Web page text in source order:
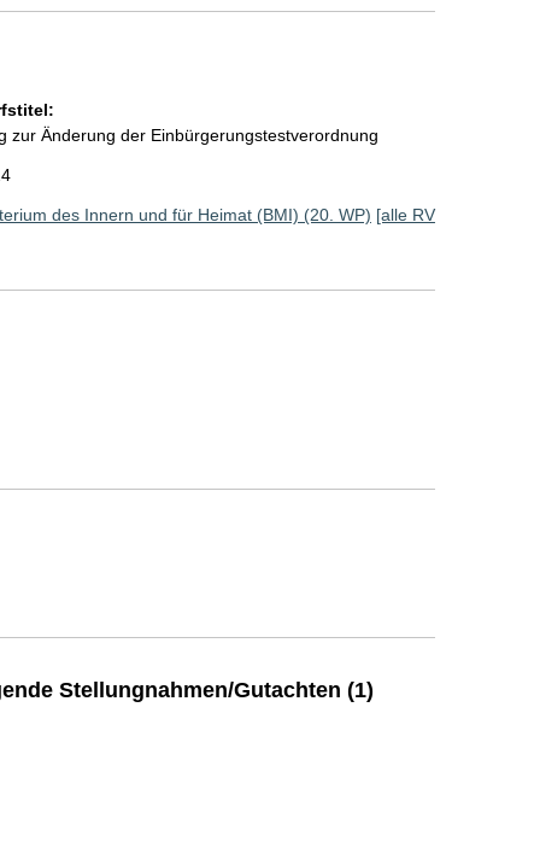
zur Änderung der Einbürgerungstestverordnung
des Innern und für Heimat (BMI) (20. WP) [alle RV
Stellungnahmen/Gutachten (1)